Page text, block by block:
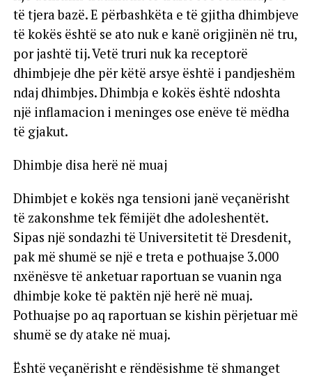
të tjera bazë. E përbashkëta e të gjitha dhimbjeve
të kokës është se ato nuk e kanë origjinën në tru,
por jashtë tij. Vetë truri nuk ka receptorë
dhimbjeje dhe për këtë arsye është i pandjeshëm
ndaj dhimbjes. Dhimbja e kokës është ndoshta
një inflamacion i meninges ose enëve të mëdha
të gjakut.
Dhimbje disa herë në muaj
Dhimbjet e kokës nga tensioni janë veçanërisht
të zakonshme tek fëmijët dhe adoleshentët.
Sipas një sondazhi të Universitetit të Dresdenit,
pak më shumë se një e treta e pothuajse 3.000
nxënësve të anketuar raportuan se vuanin nga
dhimbje koke të paktën një herë në muaj.
Pothuajse po aq raportuan se kishin përjetuar më
shumë se dy atake në muaj.
Është veçanërisht e rëndësishme të shmanget